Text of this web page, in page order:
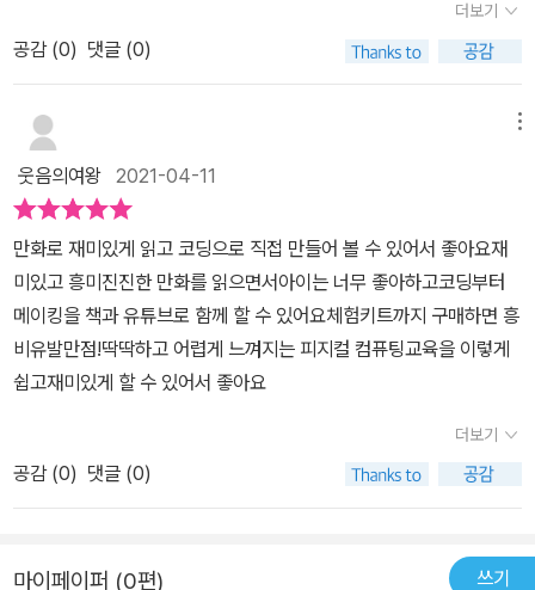
로 끝나지 않고, 직접 코딩하고 마이크로비트를 활용해서 실험 해볼
수 있어서 좋아요. 뭐든 직접 체험하는것 만큼 좋은건 없으니까요!#
코딩 #코딩교육 #초딩코딩교육책그리고 끝이 아니라 지진계의 코딩
원리를 배우고 지진계에 대한 상식 나아가 지진이 일어난 이유까지
배울 수 있는 책입니다.초등아이들 코딩과 전자과학을 흥미롭고 재미
있게 배울수 있는 일렉트론영웅전 추천합니다!
이킹에 관한 상세한 가이드라인, 기초 상식에 관해 읽을 거리가 많다.
초등학교 5학년부터 코딩학습이 정규 교과에 포함되어 있어, 학생들
에게 도움이 되는 학습만화이다. 학생들이 재미있게 코딩과 전자과학
을 배울 수 있도록 만들어진 책이다.총6챕터로 이루어져 스토리가 이
교육에 도움이 되는 실용 서적이다.등장인물에 대한 소개부터 흥미롭
다.친근한 만화 캐릭터로 이해하기 쉽게 구성되어 있다.그리고 내용
도 풍부하다.또한 각 챕터가 끝날 때 기본 상식에 대한 설명도 함께 실
려 있다.특히 과학 상식에 관한 내용도 함께 볼 수 있다지진에 대한 코
딩을 학습 할 때 지진계의 원리와 지진이 왜 생길까? 라는 질문을 던
져주며, 초등학교 과학 교과에 나오는 '지진'에 대한 학습도 교과연계
로 할 수 있다.실제로 코딩해볼 수 있는 코딩 블록에 대한 설명도 자세
하다. 코딩을 배운 학생들이라면 더 이해하기 쉽고 재미있게 읽을 수
있는 책이다.가상 현실과 증강 현실의 차이 등의 기본 지식이 알기 쉽
생들과 학부모님들께 도움이 될 수 있다. 특히 프로그램을 통해 직접
더보기
공감 (0) 댓글 (0)
웃음의여왕 2021-04-11
만화로 재미있게 읽고 코딩으로 직접 만들어 볼 수 있어서 좋아요재
미있고 흥미진진한 만화를 읽으면서아이는 너무 좋아하고코딩부터
메이킹을 책과 유튜브로 함께 할 수 있어요체험키트까지 구매하면 흥
비유발만점!딱딱하고 어렵게 느껴지는 피지컬 컴퓨팅교육을 이렇게
쉽고재미있게 할 수 있어서 좋아요
더보기
공감 (0) 댓글 (0)
마이페이퍼 (0편) 쓰기